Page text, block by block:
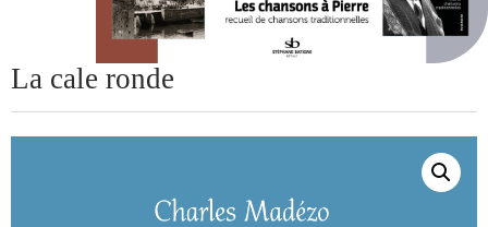
La cale ronde